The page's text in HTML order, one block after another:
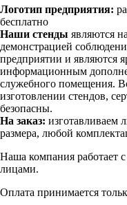
Логотип предприятия:
бесплатно
Наши стенды являются
демонстрацией
предприятии и являются
информационным
служебного помещения.
изготовлении стендов,
безопасны.
На заказ: изготавливаем
размера, любой
Наша компания работает
лицами.
Оплата принимается